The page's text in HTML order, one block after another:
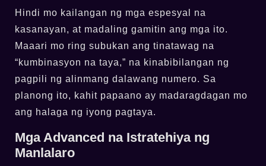
Hindi mo kailangan ng mga espesyal na
kasanayan, at madaling gamitin ang mga ito.
Maaari mo ring subukan ang tinatawag na
“kumbinasyon na taya,” na kinabibilangan ng
pagpili ng alinmang dalawang numero. Sa
planong ito, kahit papaano ay madaragdagan mo
ang halaga ng iyong pagtaya.
Mga Advanced na Istratehiya ng
Manlalaro